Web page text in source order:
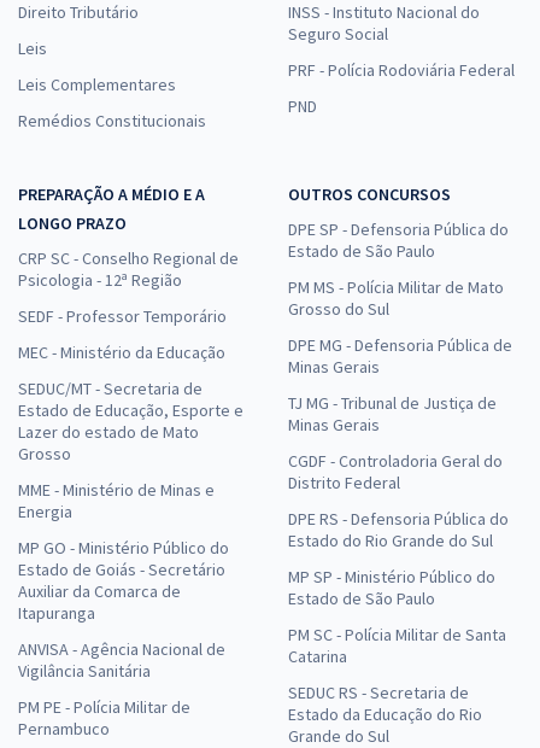
Direito Tributário
Leis
Leis Complementares
Remédios Constitucionais
INSS - Instituto Nacional do
Seguro Social
PRF - Polícia Rodoviária Federal
PND
PREPARAÇÃO A MÉDIO E A
LONGO PRAZO
CRP SC - Conselho Regional de
Psicologia - 12ª Região
SEDF - Professor Temporário
MEC - Ministério da Educação
SEDUC/MT - Secretaria de
Estado de Educação, Esporte e
Lazer do estado de Mato
Grosso
MME - Ministério de Minas e
Energia
MP GO - Ministério Público do
Estado de Goiás - Secretário
Auxiliar da Comarca de
Itapuranga
ANVISA - Agência Nacional de
Vigilância Sanitária
PM PE - Polícia Militar de
Pernambuco
OUTROS CONCURSOS
DPE SP - Defensoria Pública do
Estado de São Paulo
PM MS - Polícia Militar de Mato
Grosso do Sul
DPE MG - Defensoria Pública de
Minas Gerais
TJ MG - Tribunal de Justiça de
Minas Gerais
CGDF - Controladoria Geral do
Distrito Federal
DPE RS - Defensoria Pública do
Estado do Rio Grande do Sul
MP SP - Ministério Público do
Estado de São Paulo
PM SC - Polícia Militar de Santa
Catarina
SEDUC RS - Secretaria de
Estado da Educação do Rio
Grande do Sul